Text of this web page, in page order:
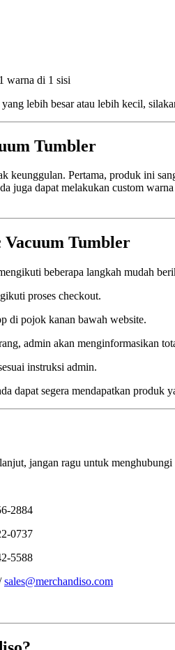
warna di 1 sisi
lebih besar atau lebih kecil,
Tumbler
keunggulan. Pertama, produk ini
juga dapat melakukan custom
Vacuum Tumbler
beberapa langkah mudah
proses checkout.
di pojok kanan bawah website.
admin akan menginformasikan
instruksi admin.
dapat segera mendapatkan produk
jangan ragu untuk
2884
0737
5588
sales@merchandiso.com